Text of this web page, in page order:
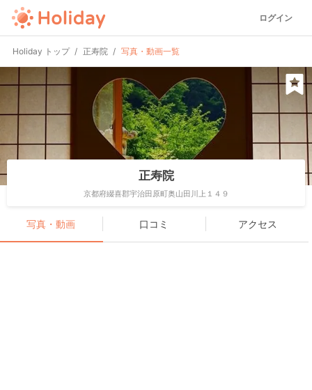
ログイン
Holiday トップ 正寿院 写真・動画一覧
正寿院
京都府綴喜郡宇治田原町奥山田川上１４９
写真・動画 口コミ アクセス